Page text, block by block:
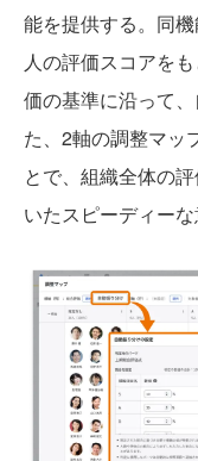
能を提供する。同
人の評価スコアを
価の基準に沿って
た、2軸の調整マッ
とで、組織全体の
いたスピーディーな